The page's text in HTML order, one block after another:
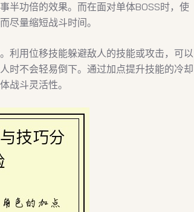
半功倍的效果。而在面对单体BOSS时，使
尽量缩短战斗时间。
利用位移技能躲避敌人的技能或攻击，可以
时不会轻易倒下。通过加点提升技能的冷却
战斗灵活性。